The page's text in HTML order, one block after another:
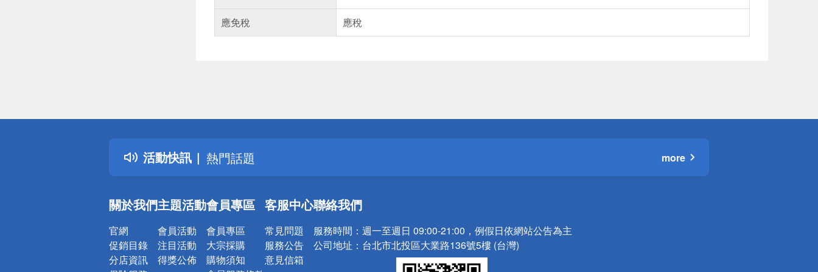
應免稅
應稅
活動快訊
詐騙網頁！請小心！
得獎公告
熱門話題
銀行優惠
詐騙網頁！請小心！
more
關於我們
官網
促銷目錄
分店資訊
主題活動
會員活動
注目活動
得獎公佈
會員專區
會員專區
大宗採購
購物須知
客服中心
常見問題
服務公告
意見信箱
聯絡我們
服務時間： 週一至週日 09:00-21:00，例假日依網站公告為主
公司地址： 台北市北投區大業路136號5樓 (台灣)